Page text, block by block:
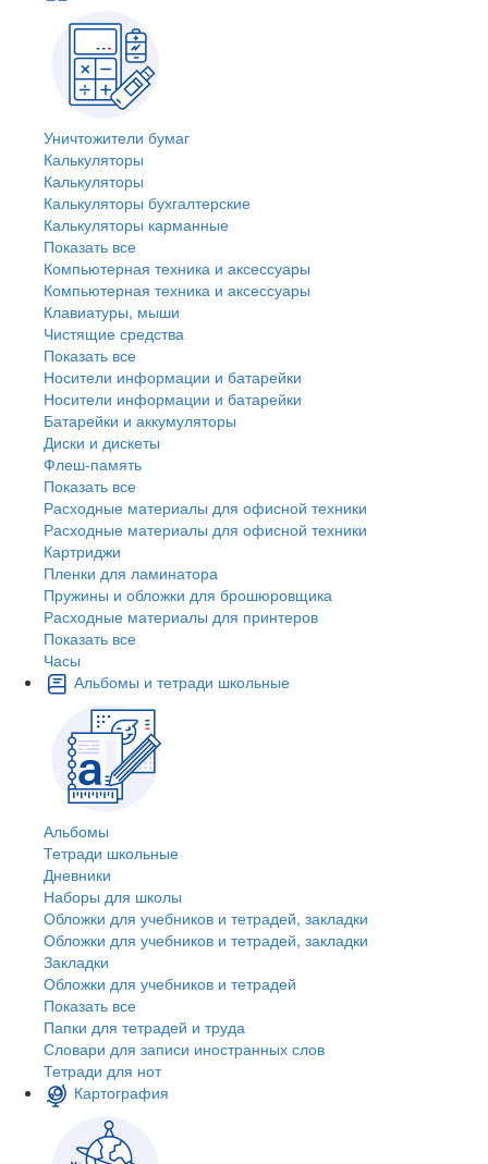
Уничтожители бумаг
Калькуляторы
Калькуляторы
Калькуляторы бухгалтерские
Калькуляторы карманные
Показать все
Компьютерная техника и аксессуары
Компьютерная техника и аксессуары
Клавиатуры, мыши
Чистящие средства
Показать все
Носители информации и батарейки
Носители информации и батарейки
Батарейки и аккумуляторы
Диски и дискеты
Флеш-память
Показать все
Расходные материалы для офисной техники
Расходные материалы для офисной техники
Картриджи
Пленки для ламинатора
Пружины и обложки для брошюровщика
Расходные материалы для принтеров
Показать все
Часы
Альбомы и тетради школьные
Альбомы
Тетради школьные
Дневники
Наборы для школы
Обложки для учебников и тетрадей, закладки
Обложки для учебников и тетрадей, закладки
Закладки
Обложки для учебников и тетрадей
Показать все
Папки для тетрадей и труда
Словари для записи иностранных слов
Тетради для нот
Картография